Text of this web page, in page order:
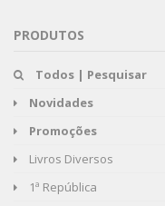
PRODUTOS
Todos | Pesquisar
Novidades
Promoções
Livros Diversos
1ª República